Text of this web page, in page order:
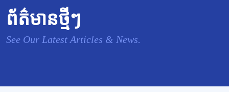
ព័ត៌មានថ្មីៗ
See Our Latest Articles & News.